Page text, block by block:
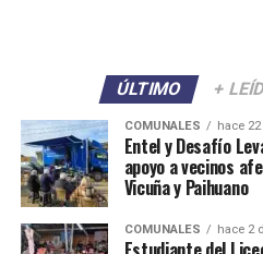
ÚLTIMO +
COMUNALES hace
Entel y Desafío
apoyo a vecinos
Vicuña y Paihuano
COMUNALES hace 2